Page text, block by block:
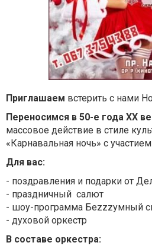
Приглашаем встерить с нами
Переносимся в 50-е года ХХ
массовое действие в стиле
«Карнавальная ночь» с
Для вас:
- поздравления и подарки от
- праздничный салют
- шоу-программа Беzzzумный
- духовой оркестр
В составе оркестра: